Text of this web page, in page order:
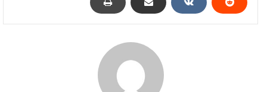
تم تطبيقها لتوسيع رقعه الحماية الاجتماعية تحقق فوائدها بالفعل”.
الإصلاحات ناجحة جداً، وقدمت مجموعة من النصائح للفترة القادمة في
مقدمتها، زيادة تنافسية الاقتصاد، وضمان إزالة الروتين الحكومي من
أمام المشروعات الناشئة، وزيادة شفافية المؤسسات العامة